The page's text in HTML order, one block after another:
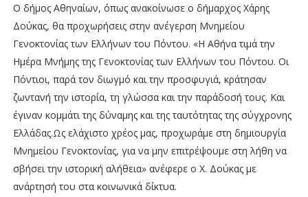
Ο δήμος Αθηναίων, όπως ανακοίνωσε ο δήμαρχος Χάρης
Δούκας, θα προχωρήσεις στην ανέγερση Μνημείου
Γενοκτονίας των Ελλήνων του Πόντου. «Η Αθήνα τιμά την
Ημέρα Μνήμης της Γενοκτονίας των Ελλήνων του Πόντου. Οι
Πόντιοι, παρά τον διωγμό και την προσφυγιά, κράτησαν
ζωντανή την ιστορία, τη γλώσσα και την παράδοσή τους. Και
έγιναν κομμάτι της δύναμης και της ταυτότητας της σύγχρονης
Ελλάδας.Ως ελάχιστο χρέος μας, προχωράμε στη δημιουργία
Μνημείου Γενοκτονίας, για να μην επιτρέψουμε στη λήθη να
σβήσει την ιστορική αλήθεια» ανέφερε ο Χ. Δούκας με
ανάρτησή του στα κοινωνικά δίκτυα.